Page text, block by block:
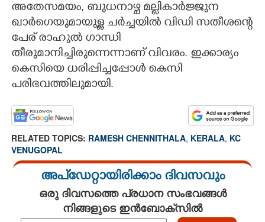
അതേസമയം, ബുധനാഴ്ച മല്ലികാർജ്ജുന
ഖാർഗെയുമായുള്ള ചർച്ചയിൽ വിഡി സതീശന്റെ
പേര് രാഹുൽ ഗാന്ധി
തീരുമാനിച്ചിരുന്നെന്നാണ് വിവരം. ഇക്കാര്യം
കെസിയെ ധരിപ്പിച്ചപ്പോൾ കെസി
പരിഭവത്തിലുമായി.
RELATED TOPICS: RAMESH CHENNITHALA, KERALA, KC
VENUGOPAL
അപ്ഡേറ്റായിരിക്കാം ദിവസവും
ഒരു ദിവസത്തെ പ്രധാന സംഭവങ്ങൾ
നിങ്ങളുടെ ഇൻബോക്സിൽ